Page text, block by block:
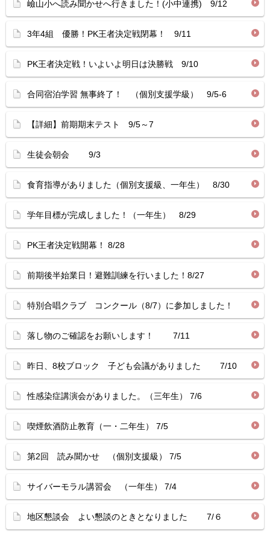
嶮山小へ読み聞かせへ行きました！(小中連携) 9/12
3年4組 優勝！PK王者決定戦閉幕！ 9/11
PK王者決定戦！いよいよ明日は決勝戦 9/10
合同宿泊学習 無事終了！ （個別支援学級） 9/5-6
【詳細】前期期末テスト 9/5～7
生徒会朝会 9/3
食育指導がありました（個別支援級、一年生） 8/30
学年目標が完成しました！（一年生） 8/29
PK王者決定戦開幕！ 8/28
前期後半始業日！避難訓練を行いました！8/27
特別合唱クラブ コンクール（8/7）に参加しました！
落し物のご確認をお願いします！ 7/11
昨日、8校ブロック 子ども会議がありました 7/10
性感染症講演会がありました。（三年生） 7/6
喫煙飲酒防止教育（一・二年生） 7/5
第2回 読み聞かせ （個別支援級） 7/5
サイバーモラル講習会 （一年生） 7/4
地区懇談会 よい懇談のときとなりました 7/６